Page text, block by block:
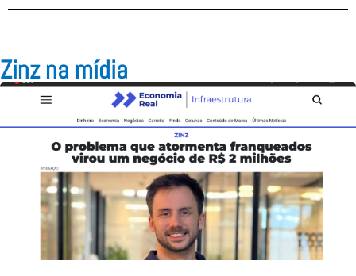
Zinz na mídia